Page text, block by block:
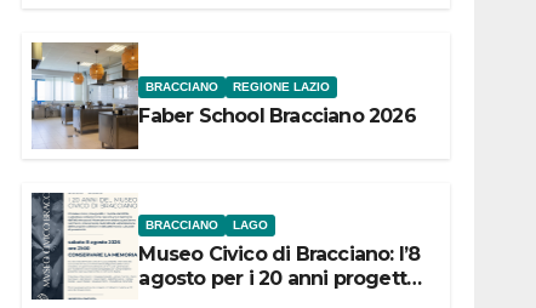
BRACCIANO REGIONE LAZIO
Faber School Bracciano 2026
BRACCIANO LAGO
Museo Civico di Bracciano: l’8
agosto per i 20 anni progetto